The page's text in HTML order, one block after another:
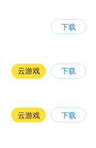
下载
云游戏 下载
云游戏 下载